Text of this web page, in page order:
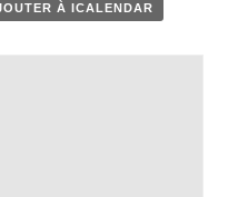
À ICALENDAR